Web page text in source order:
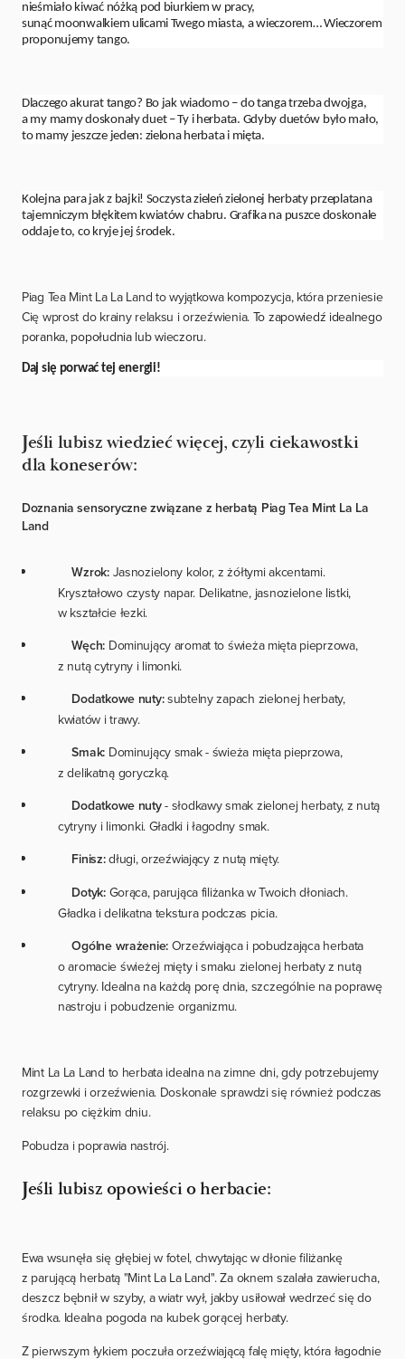
nieśmiało kiwać nóżką pod biurkiem w pracy,
sunąć moonwalkiem ulicami Twego miasta, a wieczorem… Wieczorem
proponujemy tango.
Dlaczego akurat tango? Bo jak wiadomo – do tanga trzeba dwojga,
a my mamy doskonały duet – Ty i herbata. Gdyby duetów było mało,
to mamy jeszcze jeden: zielona herbata i mięta.
Kolejna para jak z bajki! Soczysta zieleń zielonej herbaty przeplatana
tajemniczym błękitem kwiatów chabru. Grafika na puszce doskonale
oddaje to, co kryje jej środek.
Piag Tea Mint La La Land to wyjątkowa kompozycja, która przeniesie
Cię wprost do krainy relaksu i orzeźwienia. To zapowiedź idealnego
poranka, popołudnia lub wieczoru.
Daj się porwać tej energii!
Jeśli lubisz wiedzieć więcej, czyli ciekawostki
dla koneserów:
Doznania sensoryczne związane z herbatą Piag Tea Mint La La
Land
Wzrok: Jasnozielony kolor, z żółtymi akcentami.
Kryształowo czysty napar. Delikatne, jasnozielone listki,
w kształcie łezki.
Węch: Dominujący aromat to świeża mięta pieprzowa,
z nutą cytryny i limonki.
Dodatkowe nuty:subtelny zapach zielonej herbaty,
kwiatów i trawy.
Smak: Dominujący smak - świeża mięta pieprzowa,
z delikatną goryczką.
Dodatkowe nuty- słodkawy smak zielonej herbaty, z nutą
cytryny i limonki. Gładki i łagodny smak.
Finisz:długi, orzeźwiający z nutą mięty.
Dotyk: Gorąca, parująca filiżanka w Twoich dłoniach.
Gładka i delikatna tekstura podczas picia.
Ogólne wrażenie: Orzeźwiająca i pobudzająca herbata
o aromacie świeżej mięty i smaku zielonej herbaty z nutą
cytryny. Idealna na każdą porę dnia, szczególnie na poprawę
nastroju i pobudzenie organizmu.
Mint La La Land to herbata idealna na zimne dni, gdy potrzebujemy
rozgrzewki i orzeźwienia. Doskonale sprawdzi się również podczas
relaksu po ciężkim dniu.
Pobudza i poprawia nastrój.
Jeśli lubisz opowieści o herbacie:
Ewa wsunęła się głębiej w fotel, chwytając w dłonie filiżankę
z parującą herbatą "Mint La La Land". Za oknem szalała zawierucha,
deszcz bębnił w szyby, a wiatr wył, jakby usiłował wedrzeć się do
środka. Idealna pogoda na kubek gorącej herbaty.
Z pierwszym łykiem poczuła orzeźwiającą falę mięty, która łagodnie